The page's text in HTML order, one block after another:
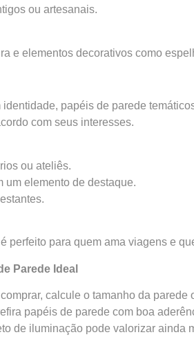
ou artesanais.
e elementos decorativos como
papéis de parede
com seus interesses.
ou ateliês.
um elemento de destaque.
perfeito para quem ama viagens e
Parede Ideal
calcule o tamanho da
papéis de parede com boa
de iluminação pode valorizar ainda